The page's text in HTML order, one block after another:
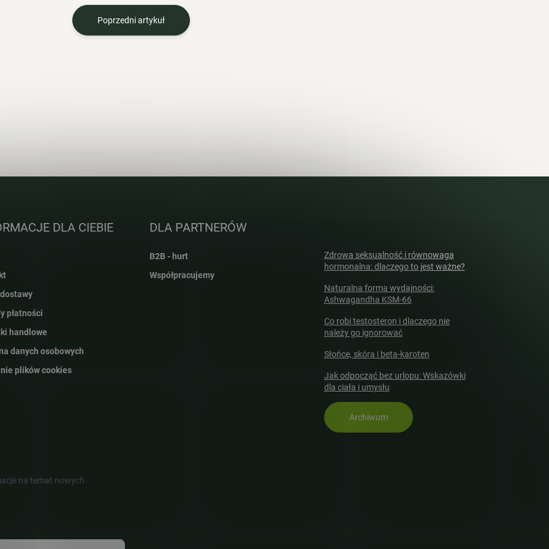
Poprzedni artykuł
DLA CIEBIE
płatności
handlowe
danych osobowych
plików cookies
DLA PARTNERÓW
B2B - hurt
Współpracujemy
Zdrowa seksualność i równowaga
hormonalna: dlaczego to jest ważne?
Naturalna forma wydajności:
Ashwagandha KSM-66
Co robi testosteron i dlaczego nie
należy go ignorować
Słońce, skóra i beta-karoten
Jak odpocząć bez urlopu: Wskazówki
dla ciała i umysłu
Archiwum
na temat nowych